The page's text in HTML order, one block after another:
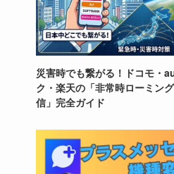
災害時でも繋がる！ドコモ・
ク・楽天の「非常時ローミン
信」完全ガイド